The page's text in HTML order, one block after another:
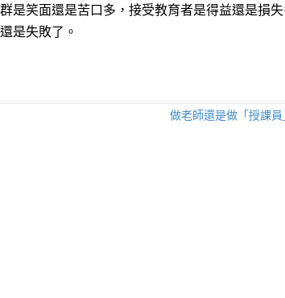
是笑面還是苦口多，接受教育者是得益還是損失
是失敗了。
做老師還是做「授課員